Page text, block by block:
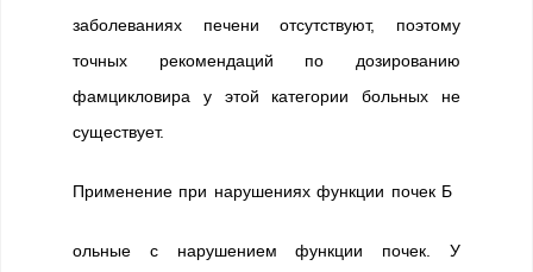
заболеваниях печени отсутствуют, поэтому
точных рекомендаций по дозированию
фамцикловира у этой категории больных не
существует.
Применение при нарушениях функции почек Б
ольные с нарушением функции почек. У